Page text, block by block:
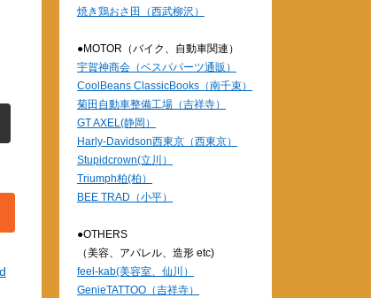
焼き鶏おさ田（西武柳沢）
●MOTOR（バイク、自動車関連）
宇賀神商会（ベスパパーツ通販）
CoolBeans ClassicBooks（南千束）
菊田自動車整備工場（吉祥寺）
GT AXEL(静岡）
Harly-Davidson西東京（西東京）
Stupidcrown(立川）
Triumph柏(柏）
BEE TRAD（小平）
●OTHERS
（美容、アパレル、造形 etc)
feel-kab(美容室、仙川）
GenieTATTOO（吉祥寺）